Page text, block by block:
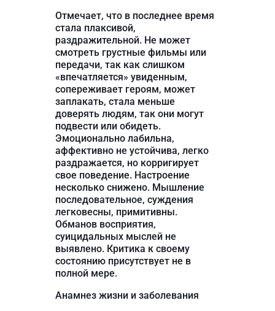
Отмечает, что в последнее время
стала плаксивой,
раздражительной. Не может
смотреть грустные фильмы или
передачи, так как слишком
«впечатляется» увиденным,
сопереживает героям, может
заплакать, стала меньше
доверять людям, так они могут
подвести или обидеть.
Эмоционально лабильна,
аффективно не устойчива, легко
раздражается, но корригирует
свое поведение. Настроение
несколько снижено. Мышление
последовательное, суждения
легковесны, примитивны.
Обманов восприятия,
суицидальных мыслей не
выявлено. Критика к своему
состоянию присутствует не в
полной мере.
Анамнез жизни и заболевания